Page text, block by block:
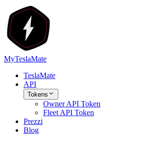
MyTeslaMate
TeslaMate
API
Tokens
Owner API Token
Fleet API Token
Prezzi
Blog